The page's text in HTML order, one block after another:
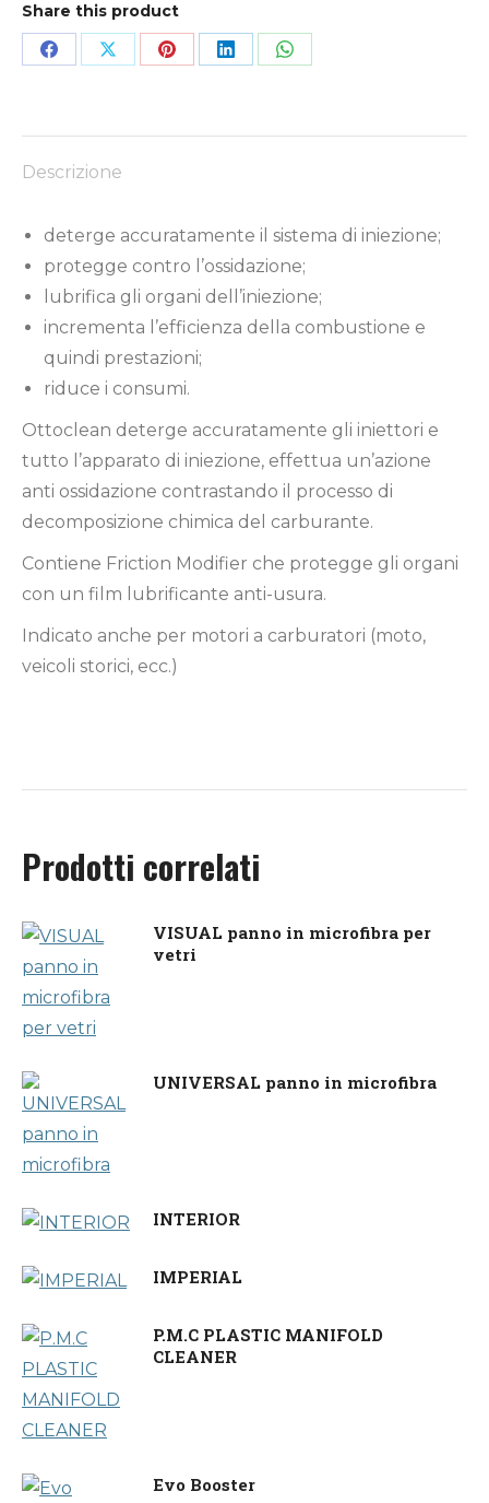
Share this product
CondividiCondividiCondividiCondividiCondividi
Descrizione
deterge accuratamente il sistema di iniezione;
protegge contro l’ossidazione;
lubrifica gli organi dell’iniezione;
incrementa l’efficienza della combustione e
quindi prestazioni;
riduce i consumi.
Ottoclean deterge accuratamente gli iniettori e
tutto l’apparato di iniezione, effettua un’azione
anti ossidazione contrastando il processo di
decomposizione chimica del carburante.
Contiene Friction Modifier che protegge gli organi
con un film lubrificante anti-usura.
Indicato anche per motori a carburatori (moto,
veicoli storici, ecc.)
Prodotti correlati
VISUAL panno in microfibra per
vetri
UNIVERSAL panno in microfibra
INTERIOR
IMPERIAL
P.M.C PLASTIC MANIFOLD
CLEANER
Evo Booster